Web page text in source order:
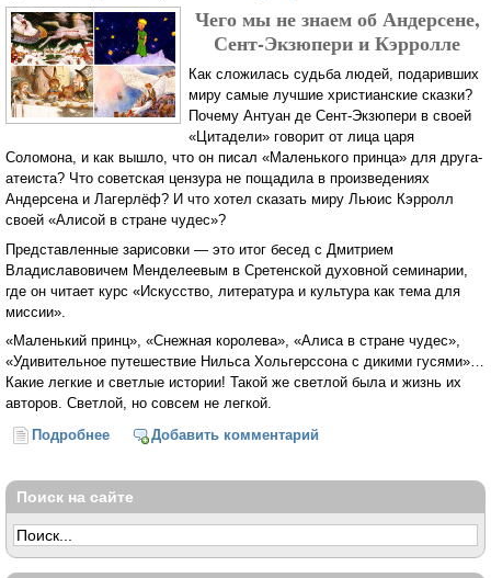
Чего мы не знаем об Андерсене,
Сент-Экзюпери и Кэрролле
Как сложилась судьба людей, подаривших
миру самые лучшие христианские сказки?
Почему Антуан де Сент-Экзюпери в своей
«Цитадели» говорит от лица царя
Соломона, и как вышло, что он писал «Маленького принца» для друга-
атеиста? Что советская цензура не пощадила в произведениях
Андерсена и Лагерлёф? И что хотел сказать миру Льюис Кэрролл
своей «Алисой в стране чудес»?
Представленные зарисовки — это итог бесед с Дмитрием
Владиславовичем Менделеевым в Сретенской духовной семинарии,
где он читает курс «Искусство, литература и культура как тема для
миссии».
«Маленький принц», «Снежная королева», «Алиса в стране чудес»,
«Удивительное путешествие Нильса Хольгерссона с дикими гусями»…
Какие легкие и светлые истории! Такой же светлой была и жизнь их
авторов. Светлой, но совсем не легкой.
Подробнее о Сказочники и их судьбы (Дмитрий Менделеев)
Добавить комментарий
Поиск на сайте